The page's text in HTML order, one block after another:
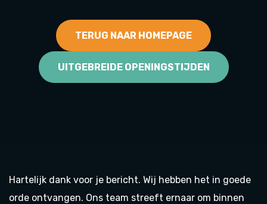
TERUG NAAR HOMEPAGE
UITGEBREIDE OPENINGSTIJDEN
Hartelijk dank voor je bericht. Wij hebben het in goede
orde ontvangen. Ons team streeft ernaar om binnen